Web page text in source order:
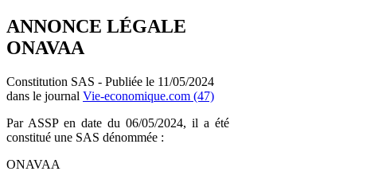
ANNONCE LÉGALE
ONAVAA
Constitution SAS - Publiée le 11/05/2024
dans le journal Vie-economique.com (47)
Par ASSP en date du 06/05/2024, il a été
constitué une SAS dénommée :
ONAVAA